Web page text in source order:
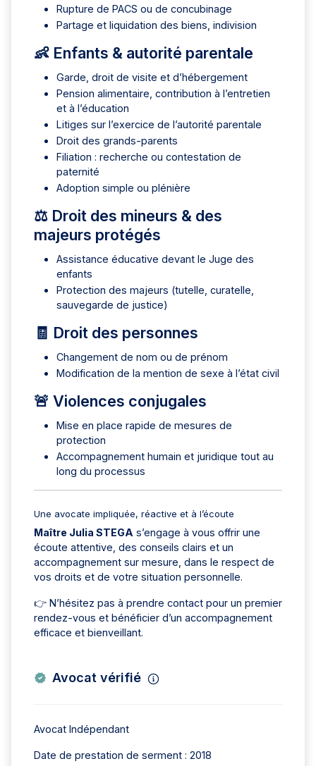
Rupture de PACS ou de concubinage
Partage et liquidation des biens, indivision
👶 Enfants & autorité parentale
Garde, droit de visite et d’hébergement
Pension alimentaire, contribution à l’entretien
et à l’éducation
Litiges sur l’exercice de l’autorité parentale
Droit des grands-parents
Filiation : recherche ou contestation de
paternité
Adoption simple ou plénière
⚖️ Droit des mineurs & des
majeurs protégés
Assistance éducative devant le Juge des
enfants
Protection des majeurs (tutelle, curatelle,
sauvegarde de justice)
🧾 Droit des personnes
Changement de nom ou de prénom
Modification de la mention de sexe à l’état civil
🚨 Violences conjugales
Mise en place rapide de mesures de
protection
Accompagnement humain et juridique tout au
long du processus
Une avocate impliquée, réactive et à l’écoute
Maître Julia STEGA s’engage à vous offrir une
écoute attentive, des conseils clairs et un
accompagnement sur mesure, dans le respect de
vos droits et de votre situation personnelle.
👉 N’hésitez pas à prendre contact pour un premier
rendez-vous et bénéficier d’un accompagnement
efficace et bienveillant.
Avocat vérifié
Avocat Indépendant
Date de prestation de serment : 2018